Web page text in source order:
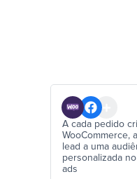
A cada pedido
WooCommerce,
lead a uma
personalizada
ads